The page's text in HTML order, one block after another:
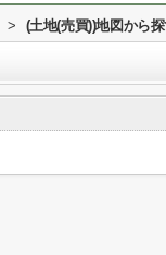
> (土地(売買))地図から